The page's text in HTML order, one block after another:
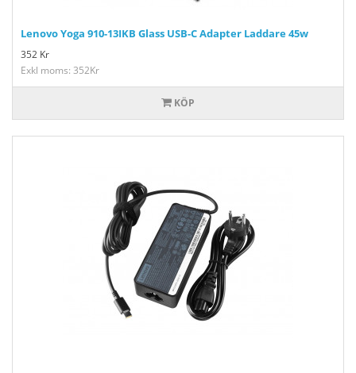
Lenovo Yoga 910-13IKB Glass USB-C Adapter Laddare 45w
352 Kr
Exkl moms: 352Kr
KÖP